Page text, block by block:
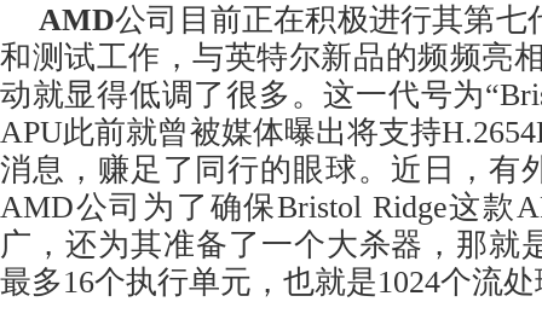
AMD公司目前正在积极进行其第七
和测试工作，与英特尔新品的频频亮
动就显得低调了很多。这一代号为
APU此前就曾被媒体曝出将支持
消息，赚足了同行的眼球。近日，有
AMD公司为了确保Bristol Ridge这款
广，还为其准备了一个大杀器，那就
最多16个执行单元，也就是1024个流